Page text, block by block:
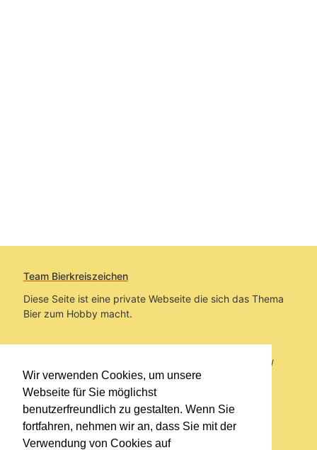
Wir verwenden Cookies, um unsere
Webseite für Sie möglichst
benutzerfreundlich zu gestalten. Wenn Sie
fortfahren, nehmen wir an, dass Sie mit der
Verwendung von Cookies auf
Team Bierkreiszeichen
Diese Seite ist eine private Webseite die sich das Thema
Bier zum Hobby macht.
Sie befinden sich auf https://www.bierkreiszeichen.at/
im Pfad:Bierkreiszeichen/Gesammelte Biere
Erstellt: 2026-08-08
Links